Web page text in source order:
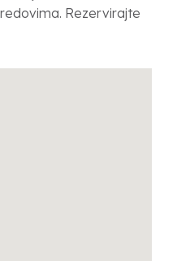
Rezervirajte